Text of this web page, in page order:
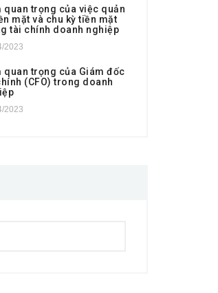
quan trọng của việc quản
mặt và chu kỳ tiền mặt
tài chính doanh nghiệp
2023
quan trọng của Giám đốc
(CFO) trong doanh
2023